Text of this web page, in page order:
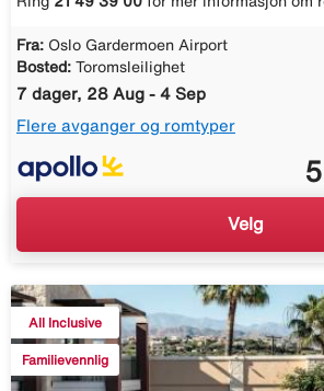
Fra: Oslo Gardermoen Airport
Bosted: Toromsleilighet
7 dager, 28 Aug - 4 Sep
Flere avganger og romtyper
Velg
All Inclusive
Familievennlig